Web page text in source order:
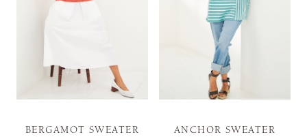
BERGAMOT SWEATER
ANCHOR SWEATER